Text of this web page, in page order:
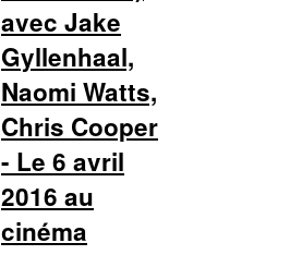
avec Jake
Gyllenhaal,
Naomi Watts,
Chris Cooper
- Le 6 avril
2016 au
cinéma